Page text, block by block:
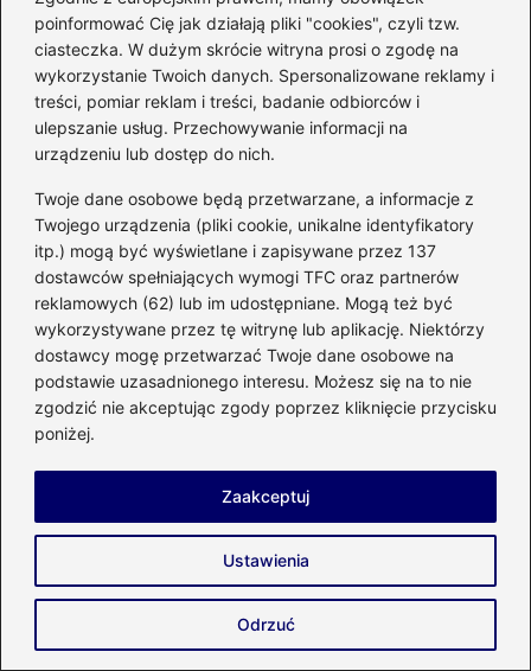
poinformować Cię jak działają pliki "cookies", czyli tzw.
ciasteczka. W dużym skrócie witryna prosi o zgodę na
wykorzystanie Twoich danych. Spersonalizowane reklamy i
treści, pomiar reklam i treści, badanie odbiorców i
ulepszanie usług. Przechowywanie informacji na
urządzeniu lub dostęp do nich.
Twoje dane osobowe będą przetwarzane, a informacje z
Twojego urządzenia (pliki cookie, unikalne identyfikatory
itp.) mogą być wyświetlane i zapisywane przez 137
dostawców spełniających wymogi TFC oraz partnerów
reklamowych (62) lub im udostępniane. Mogą też być
wykorzystywane przez tę witrynę lub aplikację. Niektórzy
dostawcy mogę przetwarzać Twoje dane osobowe na
podstawie uzasadnionego interesu. Możesz się na to nie
zgodzić nie akceptując zgody poprzez kliknięcie przycisku
poniżej.
Ustawienia
Odrzuć
Zaakceptuj
garażu 200m2?
Jak oszacować koszt budowy budynku –
przewodnik dla inwestorów
Jaką cenę zapłacisz za fundament pod
domek 35m2? Sprawdź!
Jak zbudować solidny fundament palowy
dla domu szkieletowego?
Jakie są rzeczywiste koszty budowy
domu Delicja? Przewodnik dla
przyszłych inwestorów
Jakie są ukryte koszty budowy domku
drewnianego 25m2?
Jakie są rzeczywiste koszty budowy
domu szkieletowego o powierzchni 120
Ile trzeba zapłacić za budowę domu w
stanie surowym zamkniętym?